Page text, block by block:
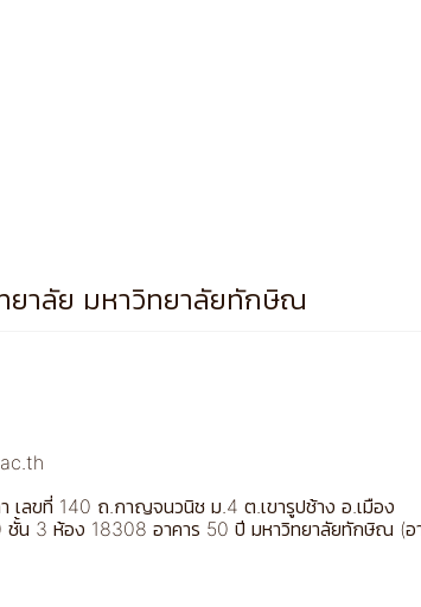
าลัย มหาวิทยาลัยทักษิณ
เลขที่ 140 ถ.กาญจนวนิช ม.4 ต.เขารูปช้าง อ.เมือง
น 3 ห้อง 18308 อาคาร 50 ปี มหาวิทยาลัยทักษิณ (อ